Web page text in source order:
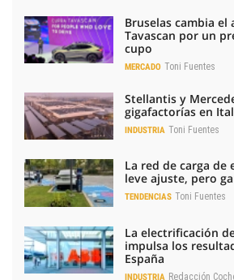
Bruselas cambia el
Tavascan por un
cupo
MERCADO Toni Fuentes
Stellantis y
gigafactorías en
INDUSTRIA Toni Fuentes
La red de carga de
leve ajuste, pero
TENDENCIAS Toni Fuentes
La electrificación
impulsa los
España
INDUSTRIA Redacción